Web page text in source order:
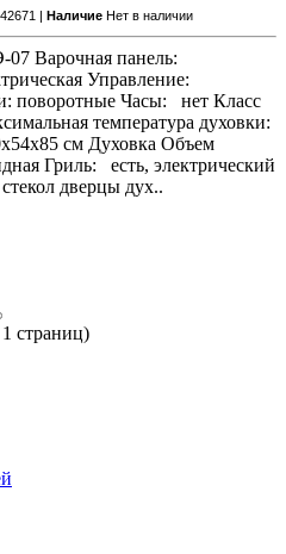
42671 | Наличие Нет в наличии
07 Варочная панель:
Управление:
поворотные Часы: нет Класс
температура духовки:
см Духовка Объем
Гриль: есть, электрический
дверцы дух..
страниц)